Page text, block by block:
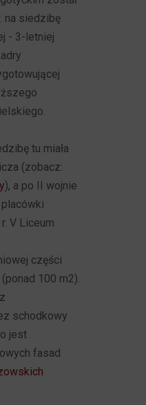
na siedzibę
- 3-letniej
tu miała
(zobacz:
), a po II wojnie
V Liceum
części
100 m2).
schodkowy
jest
fasad